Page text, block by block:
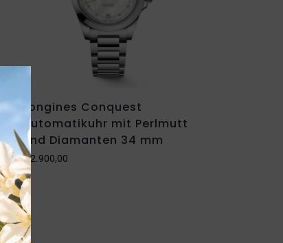
Longines Conquest
Automatikuhr mit Perlmutt
und Diamanten 34 mm
€2.900,00